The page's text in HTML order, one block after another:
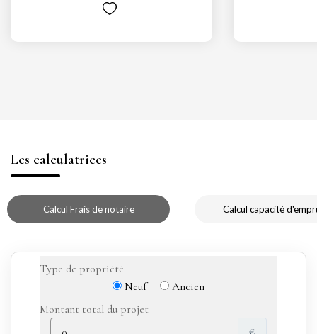
Les calculatrices
Calcul Frais de notaire Calcul capacité